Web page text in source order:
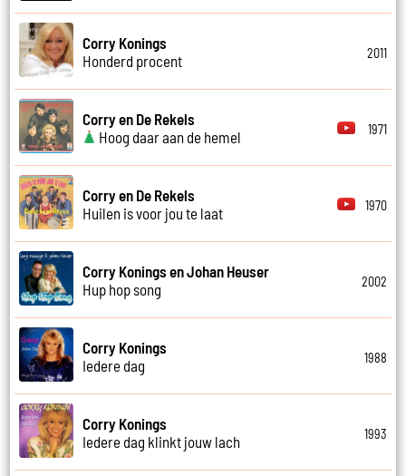
Corry Konings
Honderd procent
2011
Corry en De Rekels
Hoog daar aan de hemel
1971
Corry en De Rekels
Huilen is voor jou te laat
1970
Corry Konings en Johan Heuser
Hup hop song
2002
Corry Konings
Iedere dag
1988
Corry Konings
Iedere dag klinkt jouw lach
1993